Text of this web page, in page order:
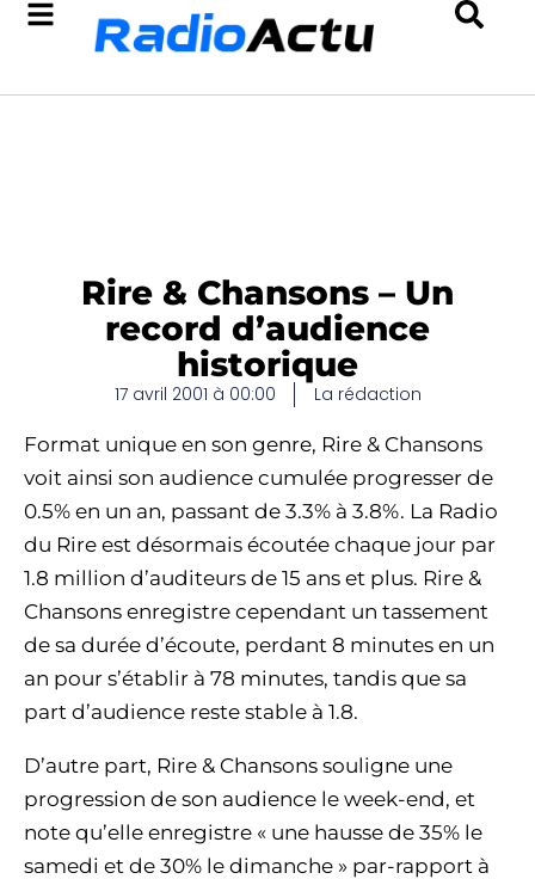
Rire & Chansons – Un
record d’audience
historique
17 avril 2001 à 00:00 La rédaction
Format unique en son genre, Rire & Chansons
voit ainsi son audience cumulée progresser de
0.5% en un an, passant de 3.3% à 3.8%. La Radio
du Rire est désormais écoutée chaque jour par
1.8 million d’auditeurs de 15 ans et plus. Rire &
Chansons enregistre cependant un tassement
de sa durée d’écoute, perdant 8 minutes en un
an pour s’établir à 78 minutes, tandis que sa
part d’audience reste stable à 1.8.
D’autre part, Rire & Chansons souligne une
progression de son audience le week-end, et
note qu’elle enregistre « une hausse de 35% le
samedi et de 30% le dimanche » par-rapport à